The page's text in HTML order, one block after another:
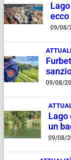
ecco
09/08/
09/08/
un
09/08/